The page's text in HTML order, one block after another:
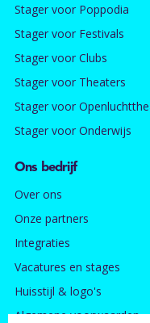
Stager voor Poppodia
Stager voor Festivals
Stager voor Clubs
Stager voor Theaters
Stager voor
Stager voor Onderwijs
Ons bedrijf
Over ons
Onze partners
Integraties
Vacatures en stages
Huisstijl & logo's
Algemene voorwaarden